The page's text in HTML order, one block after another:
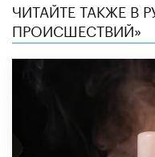
ЧИТАЙТЕ ТАКЖЕ В
ПРОИСШЕСТВИЙ»